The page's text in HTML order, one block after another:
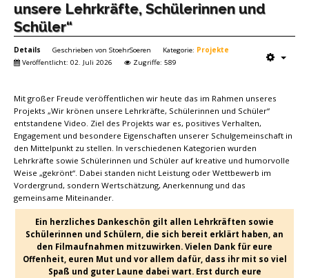
Profil
Termine
Mitwirkung
Kontakt
unsere Lehrkräfte, Schülerinnen und
Schüler“
Details Geschrieben von StoehrSoeren Kategorie: Projekte
Veröffentlicht: 02. Juli 2026
Zugriffe: 589
Mit großer Freude veröffentlichen wir heute das im Rahmen unseres
Projekts „Wir krönen unsere Lehrkräfte, Schülerinnen und Schüler“
entstandene Video. Ziel des Projekts war es, positives Verhalten,
Engagement und besondere Eigenschaften unserer Schulgemeinschaft in
den Mittelpunkt zu stellen. In verschiedenen Kategorien wurden
Lehrkräfte sowie Schülerinnen und Schüler auf kreative und humorvolle
Weise „gekrönt“. Dabei standen nicht Leistung oder Wettbewerb im
Vordergrund, sondern Wertschätzung, Anerkennung und das
gemeinsame Miteinander.
Ein herzliches Dankeschön gilt allen Lehrkräften sowie
Schülerinnen und Schülern, die sich bereit erklärt haben, an
den Filmaufnahmen mitzuwirken. Vielen Dank für eure
Offenheit, euren Mut und vor allem dafür, dass ihr mit so viel
Spaß und guter Laune dabei wart. Erst durch eure